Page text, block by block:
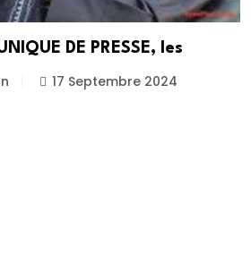
DE PRESSE, les
17 Septembre 2024